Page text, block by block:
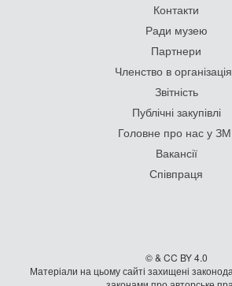
Контакти
Ради музею
Партнери
Членство в
Звітність
Публічні закупівлі
Головне про нас у
Вакансії
Співпраця
© & CC BY 4.0
Матеріали на цьому сайті захищені